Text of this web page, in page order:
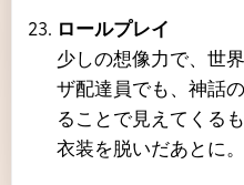
ロールプレイ
少しの想像力で、世
ザ配達員でも、神話
ることで見えてくる
衣装を脱いだあとに。